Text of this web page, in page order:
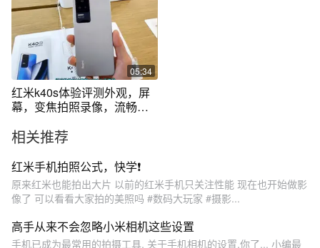
05:34
红米k40s体验评测外观，屏
幕，变焦拍照录像，流畅
相关推荐
红米手机拍照公式，快学❗
原来红米也能拍出大片 以前的红米手机只关注性能 现在也开始做影
像了 可以看看大家拍的美照吗 #数码大玩家 #摄影...
高手从来不会忽略小米相机这些设置
手机已成为最常用的拍摄工具, 关于手机相机的设置,你了... 小编最